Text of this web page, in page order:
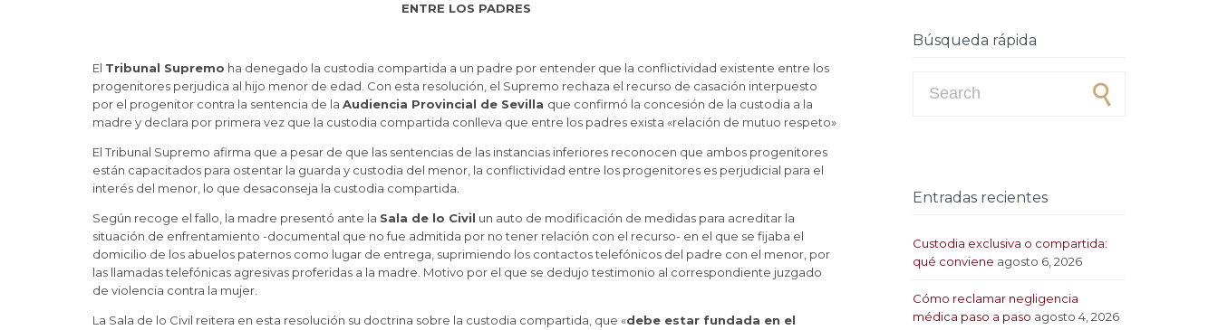
ENTRE LOS PADRES
El Tribunal Supremo ha denegado la custodia compartida a un padre por entender que la conflictividad existente entre los
progenitores perjudica al hijo menor de edad. Con esta resolución, el Supremo rechaza el recurso de casación interpuesto
por el progenitor contra la sentencia de la Audiencia Provincial de Sevilla que confirmó la concesión de la custodia a la
madre y declara por primera vez que la custodia compartida conlleva que entre los padres exista «relación de mutuo respeto»
El Tribunal Supremo afirma que a pesar de que las sentencias de las instancias inferiores reconocen que ambos progenitores
están capacitados para ostentar la guarda y custodia del menor, la conflictividad entre los progenitores es perjudicial para el
interés del menor, lo que desaconseja la custodia compartida.
Según recoge el fallo, la madre presentó ante la Sala de lo Civil un auto de modificación de medidas para acreditar la
situación de enfrentamiento -documental que no fue admitida por no tener relación con el recurso- en el que se fijaba el
domicilio de los abuelos paternos como lugar de entrega, suprimiendo los contactos telefónicos del padre con el menor, por
las llamadas telefónicas agresivas proferidas a la madre. Motivo por el que se dedujo testimonio al correspondiente juzgado
de violencia contra la mujer.
La Sala de lo Civil reitera en esta resolución su doctrina sobre la custodia compartida, que «debe estar fundada en el
Búsqueda rápida
Entradas recientes
Custodia exclusiva o compartida:
qué conviene agosto 6, 2026
Cómo reclamar negligencia
médica paso a paso agosto 4, 2026